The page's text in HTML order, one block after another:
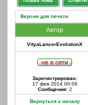
Версия для печати
Автор
VityaLancerEvolutionX
Зарегистрирован:
17 фев 2014 00:06
Сообщения:2
Вернуться к началу